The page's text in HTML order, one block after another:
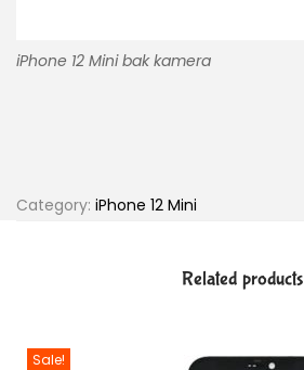
iPhone 12 Mini bak kamera
Category: iPhone 12 Mini
Related products
Sale!